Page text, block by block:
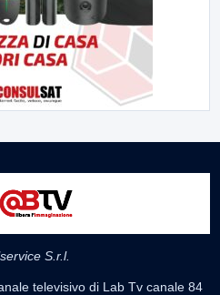
S.r.l.
televisivo di Lab Tv canale 84